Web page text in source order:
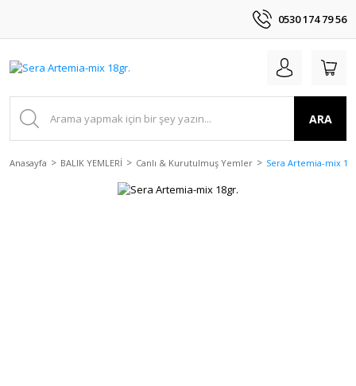
0530 174 79 56
ARA
Anasayfa BALIK YEMLERİ Canlı & Kurutulmuş Yemler Sera Artemia-mix